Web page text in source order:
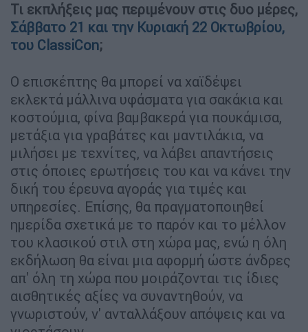
Τι εκπλήξεις μας περιμένουν στις δυο μέρες,
Σάββατο 21 και την Κυριακή 22 Οκτωβρίου,
του ClassiCon;
Ο επισκέπτης θα μπορεί να χαϊδέψει
εκλεκτά μάλλινα υφάσματα για σακάκια και
κοστούμια, φίνα βαμβακερά για πουκάμισα,
μετάξια για γραβάτες και μαντιλάκια, να
μιλήσει με τεχνίτες, να λάβει απαντήσεις
στις όποιες ερωτήσεις του και να κάνει την
δική του έρευνα αγοράς για τιμές και
υπηρεσίες. Επίσης, θα πραγματοποιηθεί
ημερίδα σχετικά με το παρόν και το μέλλον
του κλασικού στιλ στη χώρα μας, ενώ η όλη
εκδήλωση θα είναι μια αφορμή ώστε άνδρες
απ' όλη τη χώρα που μοιράζονται τις ίδιες
αισθητικές αξίες να συναντηθούν, να
γνωριστούν, ν' ανταλλάξουν απόψεις και να